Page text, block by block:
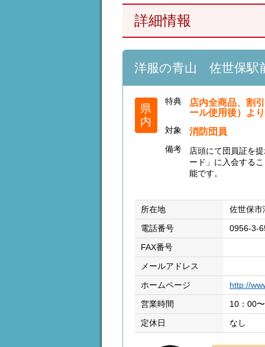
詳細情報
洋服の青山 佐世保駅
県
内
特典
店内全商品、割
ール使用後）よ
対象 消防団員
備考
店頭にて団員証を
ード」に入会する
能です。
所在地 佐世保市
電話番号 0956-3-
FAX番号
メールアドレス
ホームページ http://
営業時間 10：00
定休日 なし